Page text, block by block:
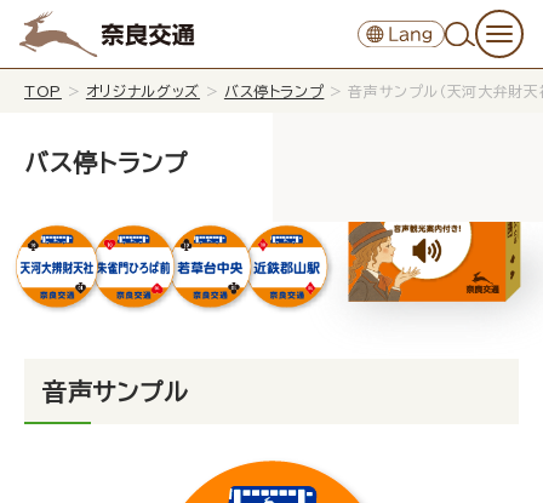
TOP > オリジナルグッズ > バス停トランプ >音声サンプル（天河大弁財天
バス停トランプ
音声サンプル